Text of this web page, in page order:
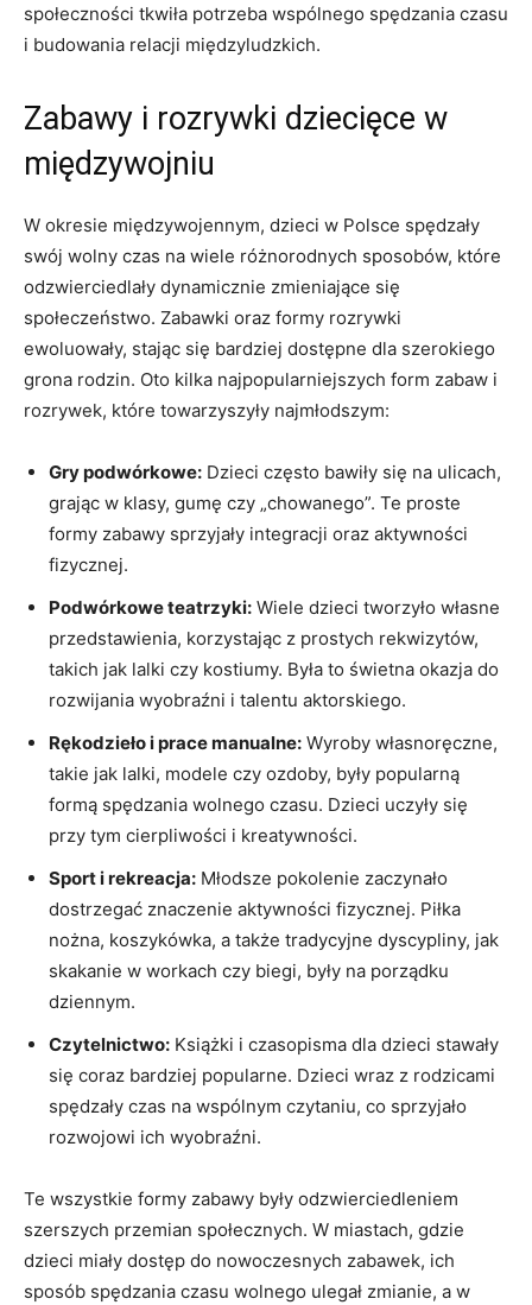
społeczności tkwiła potrzeba wspólnego ⁢spędzania ⁤czasu
i budowania relacji międzyludzkich.
Zabawy i rozrywki dziecięce​ w
międzywojniu
W okresie międzywojennym, dzieci w Polsce ‍spędzały ​
swój wolny czas ⁣na wiele różnorodnych sposobów, które
odzwierciedlały dynamicznie zmieniające się
społeczeństwo. Zabawki‍ oraz formy rozrywki
ewoluowały, stając ⁣się bardziej ‍dostępne dla szerokiego
grona rodzin. Oto kilka najpopularniejszych form‍ zabaw​ i
rozrywek, które ⁣towarzyszyły najmłodszym:
Gry podwórkowe: Dzieci często bawiły się na⁣ ulicach,
grając ⁢w klasy, gumę czy „chowanego”. Te proste
formy zabawy sprzyjały integracji oraz aktywności
fizycznej.
Podwórkowe teatrzyki: Wiele dzieci tworzyło własne
przedstawienia, korzystając z prostych rekwizytów,
takich jak⁢ lalki czy kostiumy. Była to świetna okazja do
rozwijania wyobraźni i talentu aktorskiego.
Rękodzieło i prace manualne: Wyroby ⁤własnoręczne, ​
takie jak ⁣lalki,⁤ modele czy ozdoby, były popularną
formą spędzania ⁣wolnego ⁣czasu. Dzieci uczyły się
przy tym cierpliwości ‍i kreatywności.
Sport i rekreacja: Młodsze pokolenie zaczynało
dostrzegać znaczenie ⁤aktywności fizycznej. Piłka
nożna, koszykówka, a także ⁣tradycyjne dyscypliny, jak ​
skakanie w workach czy biegi, były na porządku
dziennym.
Czytelnictwo: Książki i ‌czasopisma dla ‍dzieci stawały
się coraz ‌bardziej popularne. Dzieci wraz z rodzicami
spędzały‌ czas na wspólnym czytaniu, ⁢co sprzyjało
rozwojowi ich wyobraźni.
Te​ wszystkie ⁢formy zabawy były odzwierciedleniem
szerszych przemian społecznych. W miastach, gdzie
dzieci ‍miały ⁢dostęp do nowoczesnych zabawek, ich
sposób spędzania czasu wolnego ulegał zmianie, a w